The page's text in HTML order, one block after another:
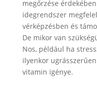
megőrzése
idegrendszer
vérképzésben és
De mikor van
Nos, például ha
ilyenkor
vitamin igénye.